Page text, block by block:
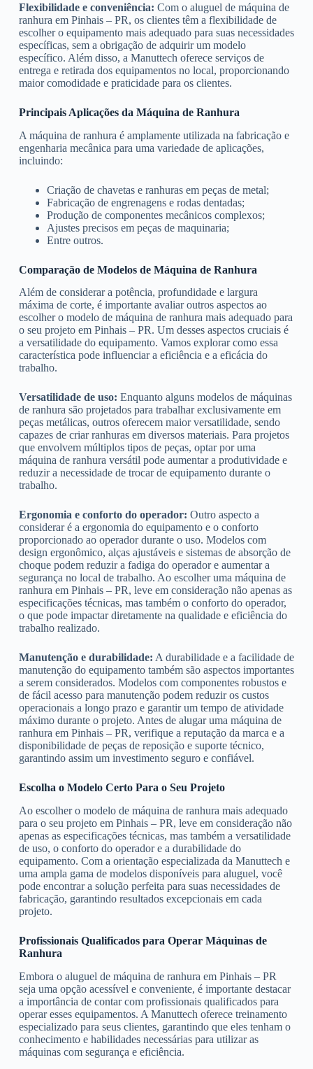
Flexibilidade e conveniência: Com o aluguel de máquina de
ranhura em Pinhais – PR, os clientes têm a flexibilidade de
escolher o equipamento mais adequado para suas necessidades
específicas, sem a obrigação de adquirir um modelo
específico. Além disso, a Manuttech oferece serviços de
entrega e retirada dos equipamentos no local, proporcionando
maior comodidade e praticidade para os clientes.
Principais Aplicações da Máquina de Ranhura
A máquina de ranhura é amplamente utilizada na fabricação e
engenharia mecânica para uma variedade de aplicações,
incluindo:
Criação de chavetas e ranhuras em peças de metal;
Fabricação de engrenagens e rodas dentadas;
Produção de componentes mecânicos complexos;
Ajustes precisos em peças de maquinaria;
Entre outros.
Comparação de Modelos de Máquina de Ranhura
Além de considerar a potência, profundidade e largura
máxima de corte, é importante avaliar outros aspectos ao
escolher o modelo de máquina de ranhura mais adequado para
o seu projeto em Pinhais – PR. Um desses aspectos cruciais é
a versatilidade do equipamento. Vamos explorar como essa
característica pode influenciar a eficiência e a eficácia do
trabalho.
Versatilidade de uso: Enquanto alguns modelos de máquinas
de ranhura são projetados para trabalhar exclusivamente em
peças metálicas, outros oferecem maior versatilidade, sendo
capazes de criar ranhuras em diversos materiais. Para projetos
que envolvem múltiplos tipos de peças, optar por uma
máquina de ranhura versátil pode aumentar a produtividade e
reduzir a necessidade de trocar de equipamento durante o
trabalho.
Ergonomia e conforto do operador: Outro aspecto a
considerar é a ergonomia do equipamento e o conforto
proporcionado ao operador durante o uso. Modelos com
design ergonômico, alças ajustáveis e sistemas de absorção de
choque podem reduzir a fadiga do operador e aumentar a
segurança no local de trabalho. Ao escolher uma máquina de
ranhura em Pinhais – PR, leve em consideração não apenas as
especificações técnicas, mas também o conforto do operador,
o que pode impactar diretamente na qualidade e eficiência do
trabalho realizado.
Manutenção e durabilidade: A durabilidade e a facilidade de
manutenção do equipamento também são aspectos importantes
a serem considerados. Modelos com componentes robustos e
de fácil acesso para manutenção podem reduzir os custos
operacionais a longo prazo e garantir um tempo de atividade
máximo durante o projeto. Antes de alugar uma máquina de
ranhura em Pinhais – PR, verifique a reputação da marca e a
disponibilidade de peças de reposição e suporte técnico,
garantindo assim um investimento seguro e confiável.
Escolha o Modelo Certo Para o Seu Projeto
Ao escolher o modelo de máquina de ranhura mais adequado
para o seu projeto em Pinhais – PR, leve em consideração não
apenas as especificações técnicas, mas também a versatilidade
de uso, o conforto do operador e a durabilidade do
equipamento. Com a orientação especializada da Manuttech e
uma ampla gama de modelos disponíveis para aluguel, você
pode encontrar a solução perfeita para suas necessidades de
fabricação, garantindo resultados excepcionais em cada
projeto.
Profissionais Qualificados para Operar Máquinas de
Ranhura
Embora o aluguel de máquina de ranhura em Pinhais – PR
seja uma opção acessível e conveniente, é importante destacar
a importância de contar com profissionais qualificados para
operar esses equipamentos. A Manuttech oferece treinamento
especializado para seus clientes, garantindo que eles tenham o
conhecimento e habilidades necessárias para utilizar as
máquinas com segurança e eficiência.